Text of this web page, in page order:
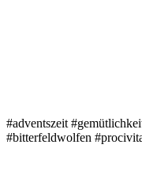
#adventszeit
#bitterfeldwolfen